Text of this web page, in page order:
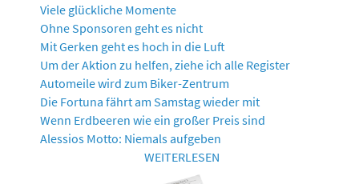
Viele glückliche Momente
Ohne Sponsoren geht es nicht
Mit Gerken geht es hoch in die Luft
Um der Aktion zu helfen, ziehe ich alle Register
Automeile wird zum Biker-Zentrum
Die Fortuna fährt am Samstag wieder mit
Wenn Erdbeeren wie ein großer Preis sind
Alessios Motto: Niemals aufgeben
WEITERLESEN